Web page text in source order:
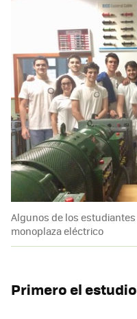
Algunos de los
monoplaza eléctrico
Primero el